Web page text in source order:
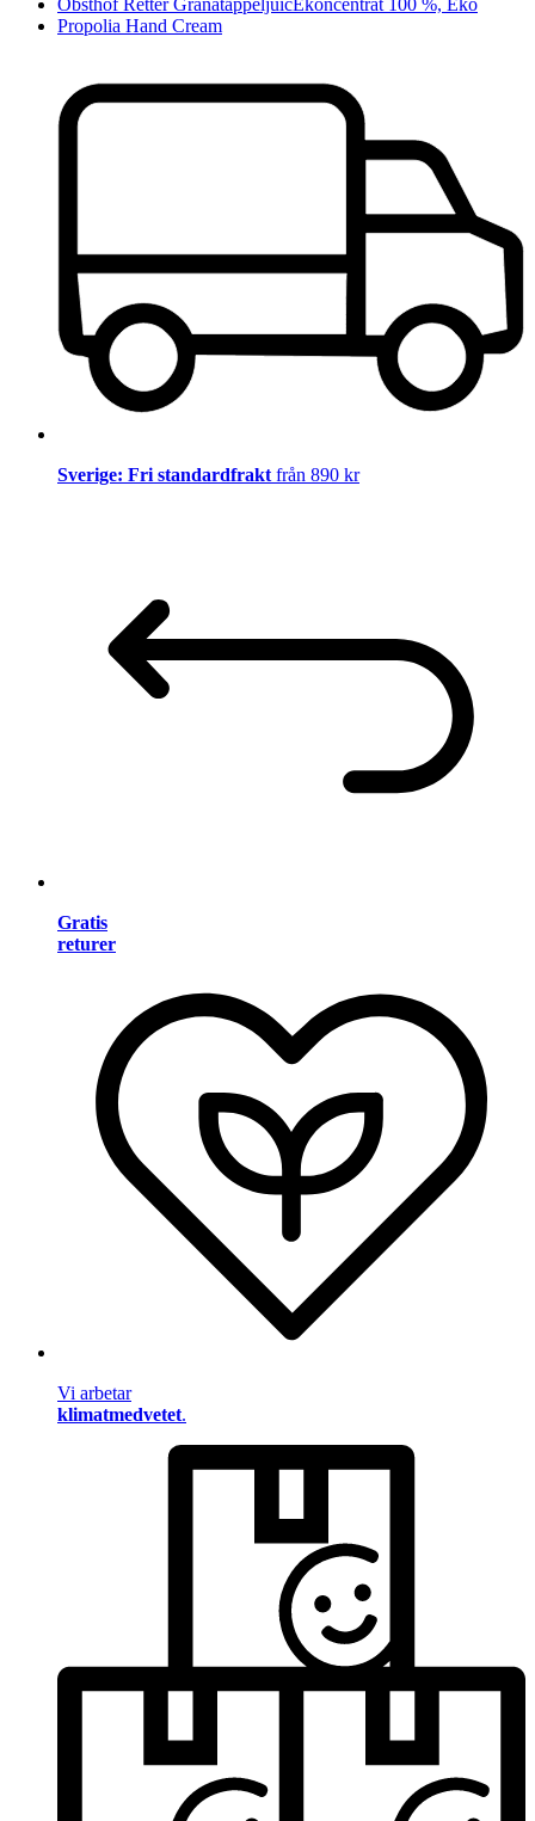
Obsthof Retter GranatäppeljuicEkoncentrat 100 %, Eko
Propolia Hand Cream
Sverige: Fri standardfrakt från 890 kr
Gratis
returer
Vi arbetar
klimatmedvetet.